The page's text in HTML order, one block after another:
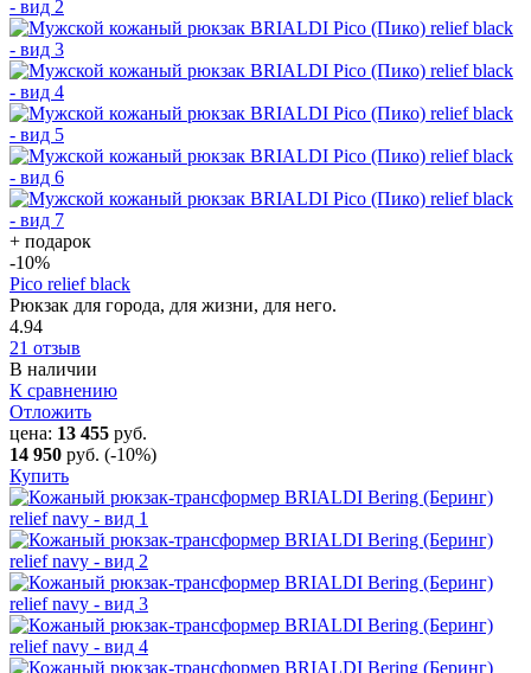
+ подарок
-10%
Pico relief black
Рюкзак для города, для жизни, для него.
4.94
21 отзыв
В наличии
К сравнению
Отложить
цена: 13 455 руб.
14 950 руб. (-10%)
Купить